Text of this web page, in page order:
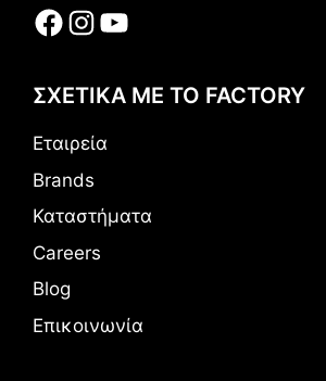
Facebook
Instagram
YouTube
ΣΧΕΤΙΚΑ ΜΕ ΤΟ FACTORY
Εταιρεία
Brands
Καταστήματα
Careers
Blog
Επικοινωνία